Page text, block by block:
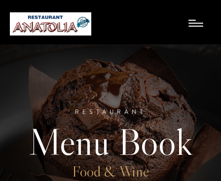
RESTAURANT
Menu Book
Food & Wine